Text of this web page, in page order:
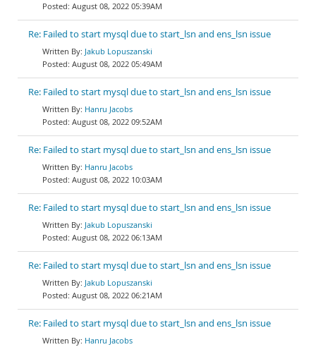
August 08, 2022 05:39AM
Re: Failed to start mysql due to start_lsn and ens_lsn issue
Jakub Lopuszanski
August 08, 2022 05:49AM
Re: Failed to start mysql due to start_lsn and ens_lsn issue
Hanru Jacobs
August 08, 2022 09:52AM
Re: Failed to start mysql due to start_lsn and ens_lsn issue
Hanru Jacobs
August 08, 2022 10:03AM
Re: Failed to start mysql due to start_lsn and ens_lsn issue
Jakub Lopuszanski
August 08, 2022 06:13AM
Re: Failed to start mysql due to start_lsn and ens_lsn issue
Jakub Lopuszanski
August 08, 2022 06:21AM
Re: Failed to start mysql due to start_lsn and ens_lsn issue
Hanru Jacobs